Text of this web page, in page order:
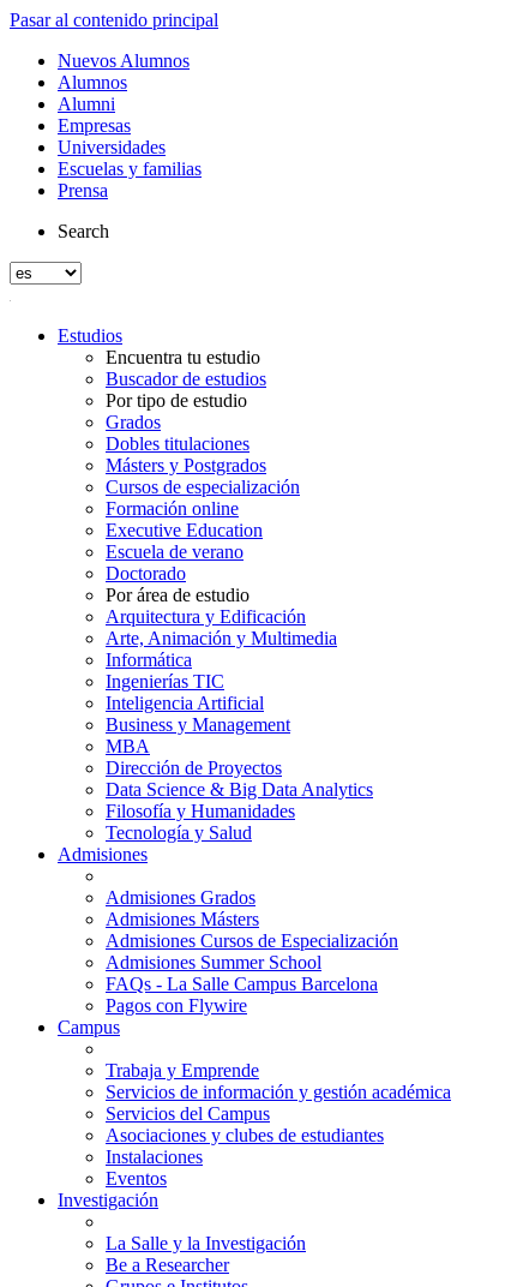
Pasar al contenido principal
Nuevos Alumnos
Alumnos
Alumni
Empresas
Universidades
Escuelas y familias
Prensa
Search
Estudios
Encuentra tu estudio
Buscador de estudios
Por tipo de estudio
Grados
Dobles titulaciones
Másters y Postgrados
Cursos de especialización
Formación online
Executive Education
Escuela de verano
Doctorado
Por área de estudio
Arquitectura y Edificación
Arte, Animación y Multimedia
Informática
Ingenierías TIC
Inteligencia Artificial
Business y Management
MBA
Dirección de Proyectos
Data Science & Big Data Analytics
Filosofía y Humanidades
Tecnología y Salud
Admisiones
Admisiones Grados
Admisiones Másters
Admisiones Cursos de Especialización
Admisiones Summer School
FAQs - La Salle Campus Barcelona
Pagos con Flywire
Campus
Trabaja y Emprende
Servicios de información y gestión académica
Servicios del Campus
Asociaciones y clubes de estudiantes
Instalaciones
Eventos
Investigación
La Salle y la Investigación
Be a Researcher